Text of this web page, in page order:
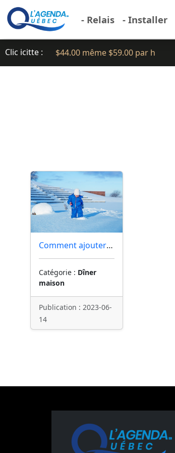
- Relais - Installer
Clic icitte : $44.00 même $59.00 par h
Comment ajouter un audio
Catégorie : Dîner
maison
Publication : 2023-06-
14